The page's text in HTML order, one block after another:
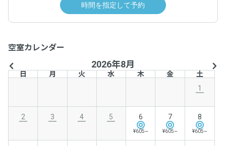
時間を指定して予約
空室カレンダー
2026年8月
日 月 火 水 木 金
土
1
2 3 4 5 6
¥605~
7
¥605~
8
¥605~